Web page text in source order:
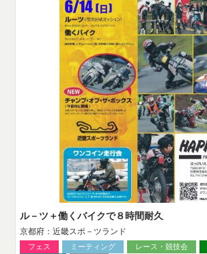
ル－ツ＋働くバイクで８時間耐久
京都府：近畿スポ－ツランド
フェス ミーティング レース・競技会